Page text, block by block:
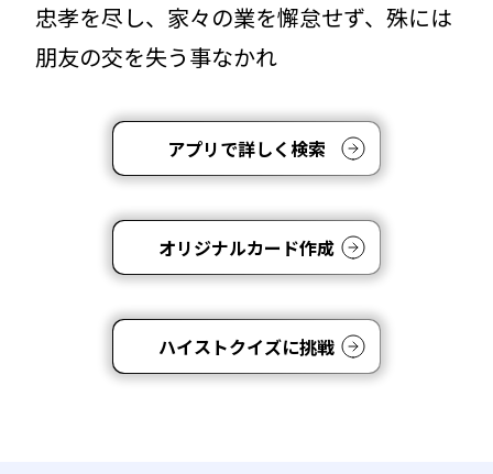
忠孝を尽し、家々の業を懈怠せず、殊には
朋友の交を失う事なかれ
アプリで詳しく検索
オリジナルカード作成
ハイストクイズに挑戦